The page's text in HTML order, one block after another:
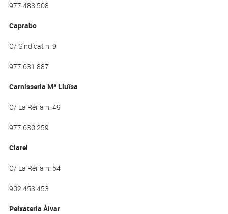
977 488 508
Caprabo
C/ Sindicat n. 9
977 631 887
Carnisseria Mª Lluïsa
C/ La Réria n. 49
977 630 259
Clarel
C/ La Réria n. 54
902 453 453
Peixateria Àlvar